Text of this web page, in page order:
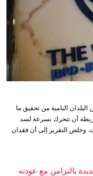
النامية من تحقيق ما
أن تتحرك بسرعة لسد
وخلص التقرير إلى أن فقدان
بالتزامن مع عودته